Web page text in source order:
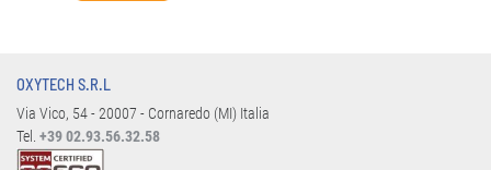
OXYTECH S.R.L
Via Vico, 54 - 20007 - Cornaredo (MI) Italia
Tel. +39 02.93.56.32.58